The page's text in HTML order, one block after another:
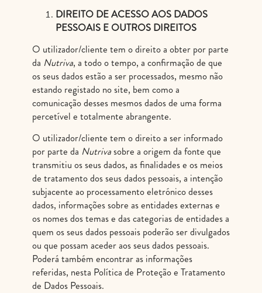
DIREITO DE ACESSO AOS DADOS
PESSOAIS E OUTROS DIREITOS
O utilizador/cliente tem o direito a obter por parte
da Nutriva, a todo o tempo, a confirmação de que
os seus dados estão a ser processados, mesmo não
estando registado no site, bem como a
comunicação desses mesmos dados de uma forma
percetível e totalmente abrangente.
O utilizador/cliente tem o direito a ser informado
por parte da Nutrivasobre a origem da fonte que
transmitiu os seus dados, as finalidades e os meios
de tratamento dos seus dados pessoais, a intenção
subjacente ao processamento eletrónico desses
dados, informações sobre as entidades externas e
os nomes dos temas e das categorias de entidades a
quem os seus dados pessoais poderão ser divulgados
ou que possam aceder aos seus dados pessoais.
Poderá também encontrar as informações
referidas, nesta Política de Proteção e Tratamento
de Dados Pessoais.